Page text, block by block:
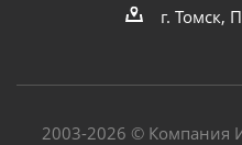
г. Томск,
2003-2026 © Компания